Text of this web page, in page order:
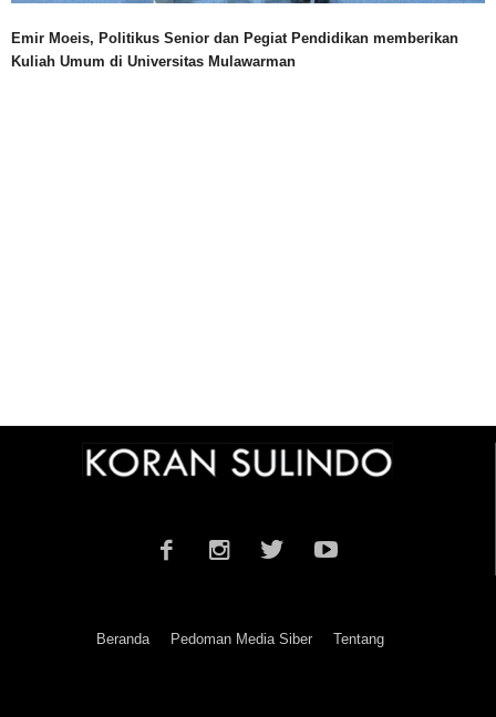
Emir Moeis, Politikus Senior dan Pegiat Pendidikan memberikan
Kuliah Umum di Universitas Mulawarman
Beranda Pedoman Media Siber Tentang